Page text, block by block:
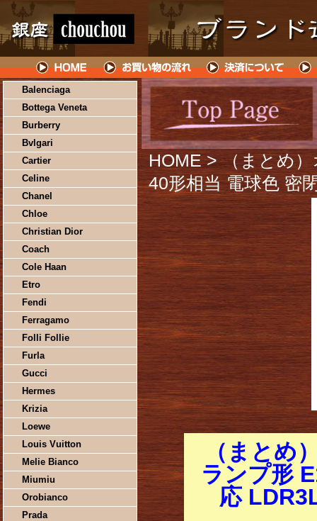
Balenciaga
Bottega Veneta
Burberry
Bvlgari
Cartier
Celine
Chanel
Chloe
Christian Dior
Coach
Cole Haan
Etro
Fendi
Ferragamo
Folli Follie
Furla
Gucci
Hermes
Krizia
Loewe
Louis Vuitton
Melie Bianco
Miumiu
Orobianco
Prada
HOME > （まとめ
40形相当 電球色 密
（まとめ
ランプ形
応